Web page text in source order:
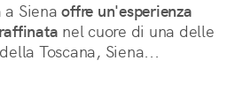
a Siena offre un'esperienza
nel cuore di una delle
Toscana, Siena...